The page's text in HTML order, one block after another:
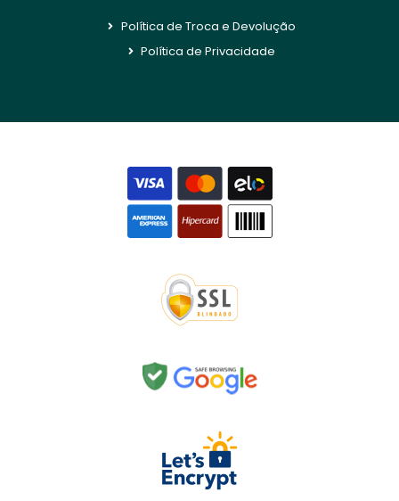
Política de Troca e Devolução
Política de Privacidade